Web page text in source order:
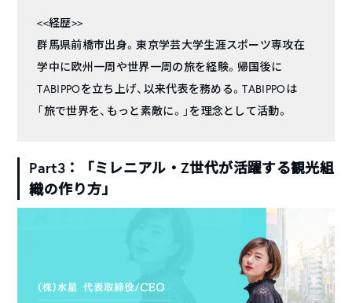
<<経歴>>
群馬県前橋市出身。東京学芸大学生涯スポーツ専攻在
学中に欧州一周や世界一周の旅を経験。帰国後に
TABIPPOを立ち上げ、以来代表を務める。TABIPPOは
「旅で世界を、もっと素敵に。」を理念として活動。
Part3：「ミレニアル・Z世代が活躍する観光組
織の作り方」